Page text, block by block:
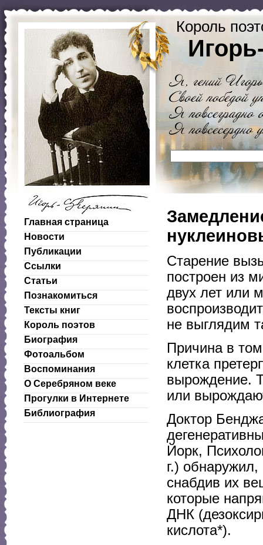
Король
Главная страница
Новости
Публикации
Ссылки
Статьи
Познакомиться
Тексты книг
Король поэтов
Биография
Фотоальбом
Воспоминания
О Серебряном веке
Прогулки в Интернете
Библиография
Старение
построен из
двух лет или
не выглядим
Причина в
клетка
вырождение.
или
Доктор
Йорк,
г.)
снабдив их
которые
ДНК
кислота*).